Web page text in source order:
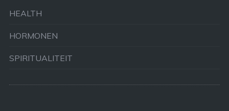
HEALTH
HORMONEN
SPIRITUALITEIT